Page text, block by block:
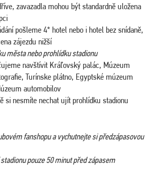
zavazadla mohou být standardně uložena
pošleme 4* hotel nebo i hotel bez snídaně,
zájezdu nižší
města nebo prohlídku stadionu
navštívit Kráľovský palác, Múzeum
Turínske plátno, Egyptské múzeum
automobilov
si nesmíte nechat ujít prohlídku stadionu
fanshopu a vychutnejte si předzápasovou
pouze 50 minut před zápasem